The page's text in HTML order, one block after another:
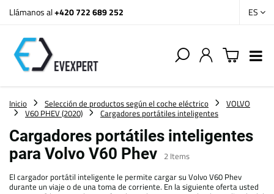
Llámanos al+420 722 689 252 ES
Inicio Selección de productos según el coche eléctrico
VOLVO
V60 PHEV (2020)
Cargadores portátiles inteligentes
Cargadores portátiles inteligentes
para Volvo V60 Phev 2 Items
El cargador portátil inteligente le permite cargar su Volvo V60 Phev
durante un viaje o de una toma de corriente. En la siguiente oferta usted